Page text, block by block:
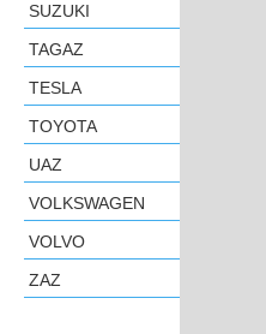
SUZUKI
TAGAZ
TESLA
TOYOTA
UAZ
VOLKSWAGEN
VOLVO
ZAZ